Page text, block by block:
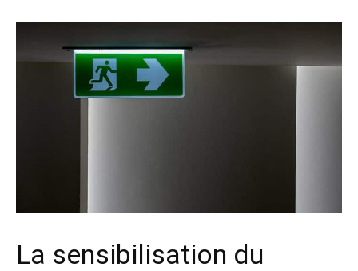
La sensibilisation du